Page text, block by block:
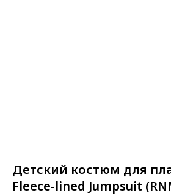
Детский костюм для
Fleece-lined Jumpsuit